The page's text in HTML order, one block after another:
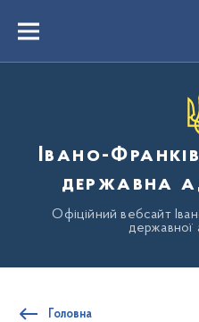
вмістуMenu
Івано-
державна
Офіційний вебсайт
державної
Головна